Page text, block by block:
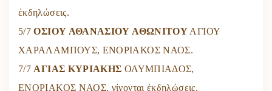
ἐκδηλώσεις.
5/7ΟΣΙΟΥ ΑΘΑΝΑΣΙΟΥ ΑΘΩΝΙΤΟΥ ΑΓΙΟΥ
ΧΑΡΑΛΑΜΠΟΥΣ, ΕΝΟΡΙΑΚΟΣ ΝΑΟΣ.
7/7 ΑΓΙΑΣ ΚΥΡΙΑΚΗΣ ΟΛΥΜΠΙΑΔΟΣ,
ΕΝΟΡΙΑΚΟΣ ΝΑΟΣ, γίνονται ἐκδηλώσεις.